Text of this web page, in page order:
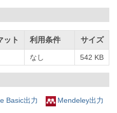
ット 利用条件 サイズ
なし 542 KB
Basic出力 Mendeley出力